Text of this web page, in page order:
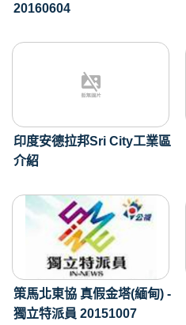
20160604
印度安德拉邦Sri City工業區
介紹
策馬北東協 真假金塔(緬甸) -
獨立特派員 20151007